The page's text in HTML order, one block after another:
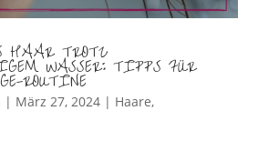
HAAR TROTZ
WASSER: TIPPS FÜR
ROUTINE
| März 27, 2024| Haare,